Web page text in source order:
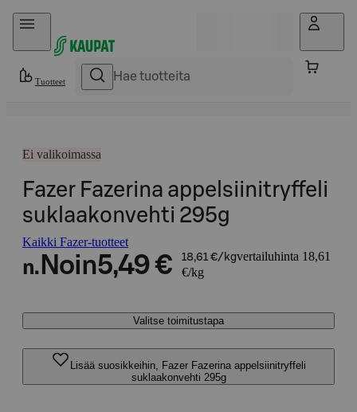
Hyppää sisältöön
Tuotteet
Ei valikoimassa
Fazer Fazerina appelsiinitryffeli
suklaakonvehti 295g
Kaikki Fazer-tuotteet
n. Noin5,49 € 18,61 €/kgvertailuhinta 18,61
€/kg
Valitse toimitustapa
Lisää suosikkeihin, Fazer Fazerina appelsiinitryffeli
suklaakonvehti 295g